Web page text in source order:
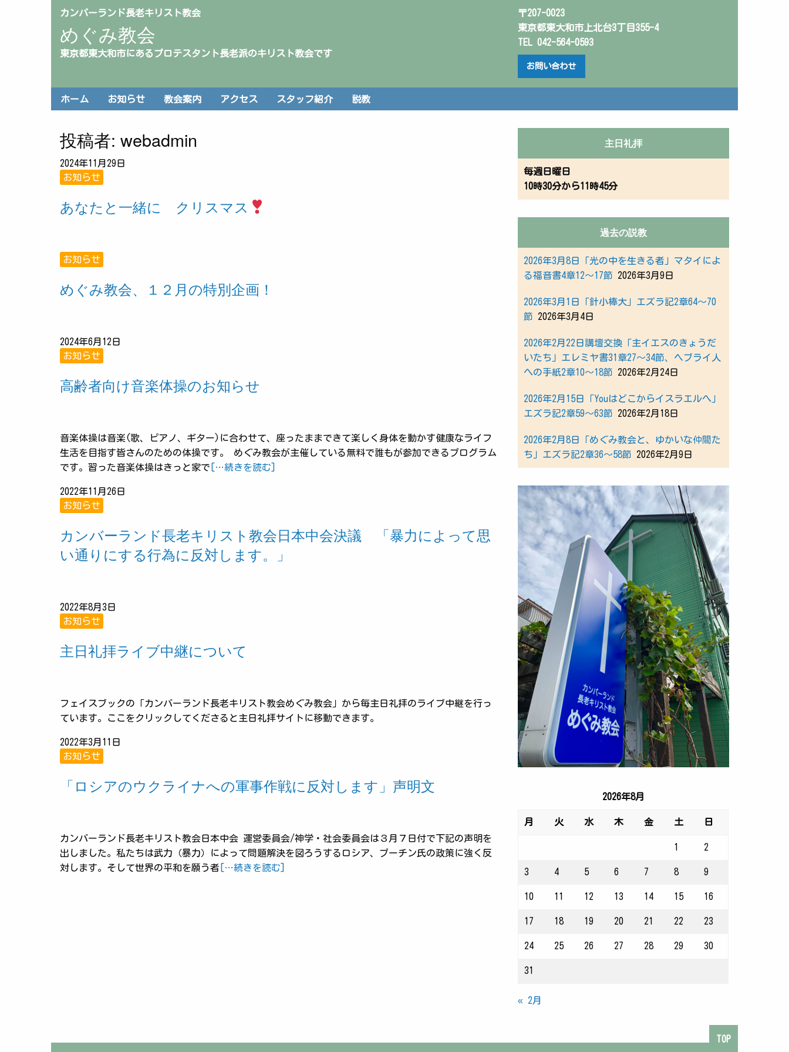
カンバーランド長老キリスト教会
めぐみ教会
東京都東大和市にあるプロテスタント長老派のキリスト教会です
〒207-0023
東京都東大和市上北台3丁目355-4
TEL 042-564-0593
お問い合わせ
ホーム お知らせ 教会案内 アクセス スタッフ紹介 説教
投稿者: webadmin
2024年11月29日
お知らせ
あなたと一緒に クリスマス
お知らせ
めぐみ教会、１２月の特別企画！
2024年6月12日
お知らせ
高齢者向け音楽体操のお知らせ
音楽体操は音楽(歌、ピアノ、ギター)に合わせて、座ったままできて楽しく身体を動かす健康なライフ
生活を目指す皆さんのための体操です。 めぐみ教会が主催している無料で誰もが参加できるプログラム
です。習った音楽体操はきっと家で […続きを読む]
2022年11月26日
お知らせ
カンバーランド長老キリスト教会日本中会決議 「暴力によって思
い通りにする行為に反対します。」
2022年8月3日
お知らせ
主日礼拝ライブ中継について
フェイスブックの「カンバーランド長老キリスト教会めぐみ教会」から毎主日礼拝のライブ中継を行っ
ています。ここをクリックしてくださると主日礼拝サイトに移動できます。
2022年3月11日
お知らせ
「ロシアのウクライナへの軍事作戦に反対します」声明文
カンバーランド長老キリスト教会日本中会 運営委員会/神学・社会委員会は３月７日付で下記の声明を
出しました。私たちは武力（暴力）によって問題解決を図ろうするロシア、プーチン氏の政策に強く反
対します。そして世界の平和を願う者 […続きを読む]
主日礼拝
毎週日曜日
10時30分から11時45分
過去の説教
2026年3月8日「光の中を生きる者」マタイによ
る福音書4章12～17節
2026年3月9日
2026年3月1日「針小棒大」エズラ記2章64～70
節
2026年3月4日
2026年2月22日講壇交換「主イエスのきょうだ
いたち」エレミヤ書31章27～34節、ヘブライ人
への手紙2章10～18節
2026年2月24日
2026年2月15日「Youはどこからイスラエルへ」
エズラ記2章59～63節
2026年2月18日
2026年2月8日「めぐみ教会と、ゆかいな仲間た
ち」エズラ記2章36～58節
2026年2月9日
2026年8月
月 火 水 木 金 土 日
1 2
3 4 5 6 7 8 9
10 11 12 13 14 15 16
17 18 19 20 21 22 23
24 25 26 27 28 29 30
31
« 2月
TOP